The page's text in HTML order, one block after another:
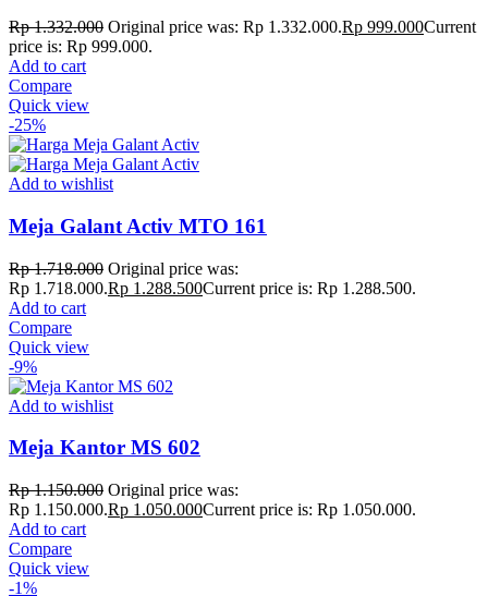
Rp1.332.000 Original price was: Rp 1.332.000.Rp 999.000Current
price is: Rp 999.000.
Add to cart
Compare
Quick view
-25%
Add to wishlist
Meja Galant Activ MTO 161
Rp1.718.000 Original price was:
Rp 1.718.000.Rp 1.288.500Current price is: Rp 1.288.500.
Add to cart
Compare
Quick view
-9%
Add to wishlist
Meja Kantor MS 602
Rp1.150.000 Original price was:
Rp 1.150.000.Rp 1.050.000Current price is: Rp 1.050.000.
Add to cart
Compare
Quick view
-1%